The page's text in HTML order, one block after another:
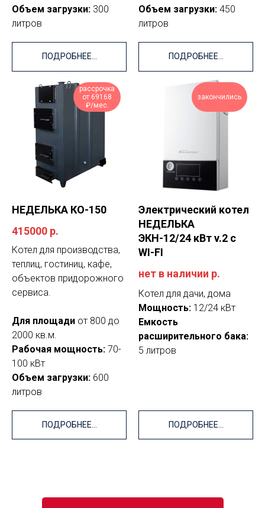
Объем загрузки: 300
литров
ПОДРОБНЕЕ...
Объем загрузки: 450
литров
ПОДРОБНЕЕ...
рассрочка
от 69168
₽/мес.
НЕДЕЛЬКА КО-150
415000 р.
Котел для производства,
теплиц, гостиниц, кафе,
объектов придорожного
сервиса.
Для площади от 800 до
2000 кв.м.
Рабочая мощность: 70-
100 кВт
Объем загрузки: 600
литров
ПОДРОБНЕЕ...
закончились
Электрический котел
НЕДЕЛЬКА
ЭКН-12/24 кВт v.2 с
WI-FI
нет в наличии р.
Котел для дачи, дома
Мощность: 12/24 кВт
Емкость
расширительного бака:
5 литров
ПОДРОБНЕЕ...